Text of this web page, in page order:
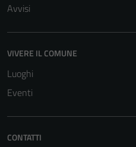
Avvisi
VIVERE IL COMUNE
Luoghi
Eventi
CONTATTI